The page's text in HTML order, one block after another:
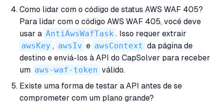
Como lidar com o código de status AWS WAF 405?
Para lidar com o código AWS WAF 405, você deve
usar a AntiAwsWafTask . Isso requer extrair
awsKey , awsIv e awsContext da página de
destino e enviá-los à API do CapSolver para receber
um aws-waf-token válido.
Existe uma forma de testar a API antes de se
comprometer com um plano grande?